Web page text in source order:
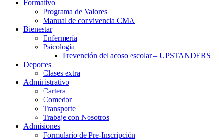
Formativo
Programa de Valores
Manual de convivencia CMA
Bienestar
Enfermería
Psicología
Prevención del acoso escolar – UPSTANDERS
Deportes
Clases extra
Administrativo
Cartera
Comedor
Transporte
Trabaje con Nosotros
Admisiones
Formulario de Pre-Inscripción